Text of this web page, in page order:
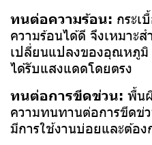
ทนต่อความร้อน: กระเ
ความร้อนได้ดี จึงเหมาะ
เปลี่ยนแปลงของอุณหภู
ได้รับแสงแดดโดยตรง
ทนต่อการขีดข่วน: พื้น
ความทนทานต่อการขีดข่
มีการใช้งานบ่อยและต้อ